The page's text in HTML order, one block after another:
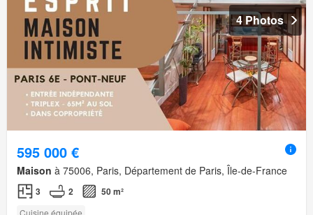
4 Photos
595 000 €
Maison à 75006, Paris, Département de Paris, Île-de-France
3 2 50 m²
Cuisine équipée